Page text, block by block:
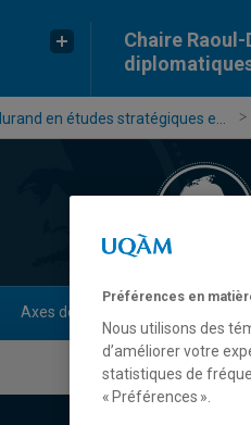
Chaire
en études stratégiques e...
Axes de recherche
Préférences en
Nous utilisons des
d’améliorer votre
statistiques de
« Préférences ».